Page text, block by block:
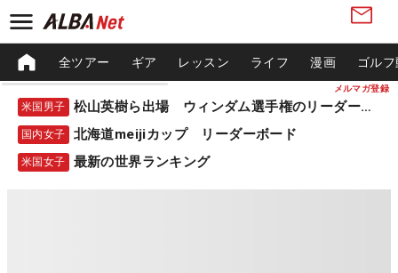
メルマガ登録
全ツアー ギア レッスン ライフ 漫画 ゴル
米国男子 松山英樹ら出場 ウィンダム選手権のリーダーボード
国内女子 北海道meijiカップ リーダーボード
米国女子 最新の世界ランキング